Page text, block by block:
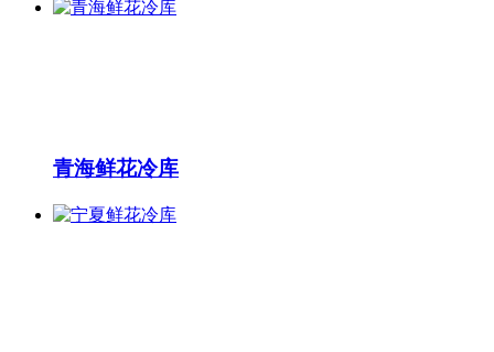
青海鲜花冷库